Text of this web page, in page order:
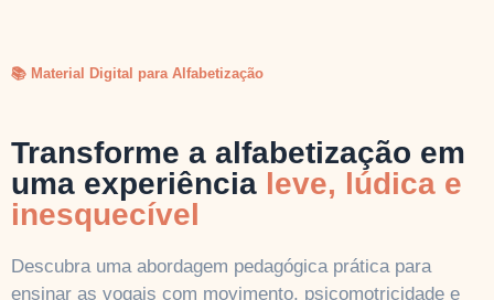
📚 Material Digital para Alfabetização
Transforme a alfabetização em
uma experiência leve, lúdica e
inesquecível
Descubra uma abordagem pedagógica prática para
ensinar as vogais com movimento, psicomotricidade e